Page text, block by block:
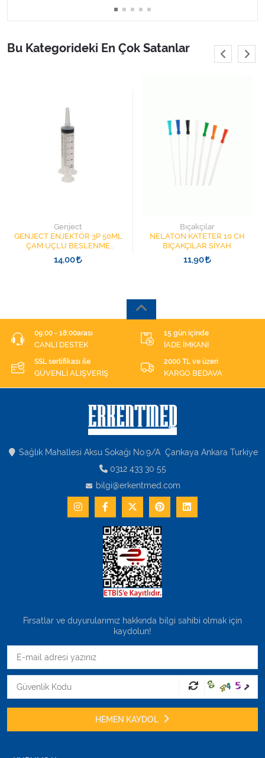
Bu Kategorideki En Çok Satanlar
Genject
GENJECT ENJEKTÖR 3P 50ML
ÇAM UÇLU BESLENME
ŞIRINGASI 1852412 KATATER
UÇLU
14,00
Bıçakçılar
NELATON KATETER 10 CH
BIÇAKÇILAR SİYAH
11,90
09:00 - 18:00arası
CANLI DESTEK
15 gün içinde
İADE İMKANI
SSL sertifikası ile
GÜVENLİ ALIŞVERİŞ
2000 TL ve üzeri
KARGO BEDAVA
Sağlık Mahallesi Aksu Sokağı No:9/A Çankaya Ankara Turkiye
0312 433 30 55
bilgi@erkentmed.com
Fırsatlar ve duyurularımız hakkında bilgi sahibi olmak için
kaydolun!
HEMEN KAYDOL